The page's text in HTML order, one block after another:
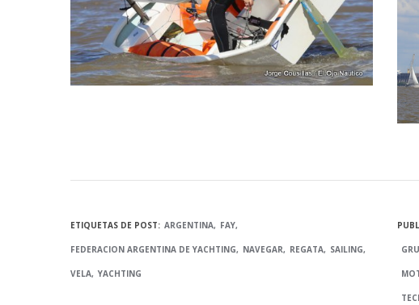
ETIQUETAS DE POST: ARGENTINA FAY
FEDERACION ARGENTINA DE YACHTING NAVEGAR REGATA SAILING
VELA YACHTING